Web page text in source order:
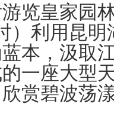
览皇家园
）利用昆
本，汲取
一座大型
赏碧波荡